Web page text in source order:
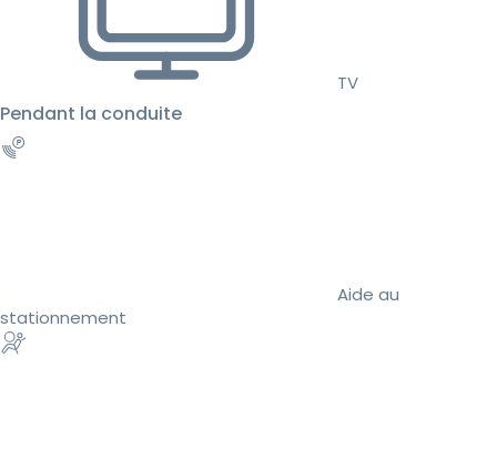
TV
Pendant la conduite
Aide au
stationnement